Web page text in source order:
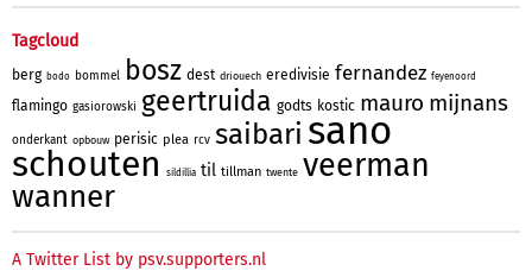
Tagcloud
berg bodo bommel bosz dest driouech eredivisie fernandez feyenoord
flamingo gasiorowski geertruida godts kostic mauro mijnans
onderkant opbouw perisic plea rcv saibari sano
schouten sildillia til tillman twente veerman
wanner
A Twitter List by psv.supporters.nl